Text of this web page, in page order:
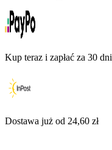
Kup teraz i zapłać za 30 dni
Dostawa już od 24,60 zł